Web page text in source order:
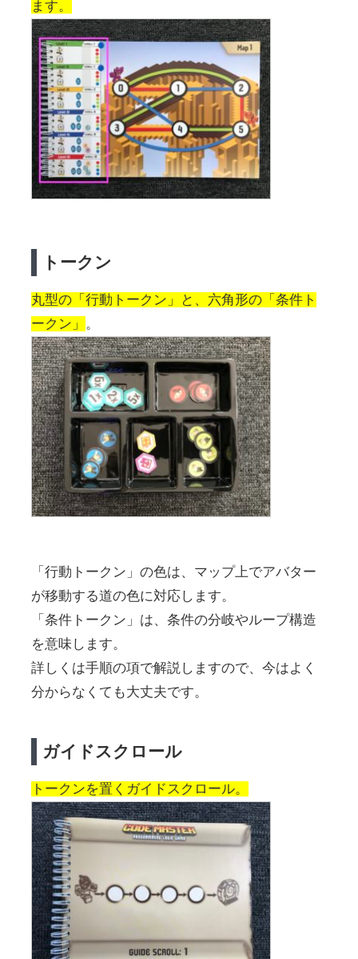
ます。
トークン
丸型の「行動トークン」と、六角形の「条件ト
ークン」 。
「行動トークン」の色は、マップ上でアバター
が移動する道の色に対応します。
「条件トークン」は、条件の分岐やループ構造
を意味します。
詳しくは手順の項で解説しますので、今はよく
分からなくても大丈夫です。
ガイドスクロール
トークンを置くガイドスクロール。